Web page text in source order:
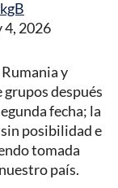
4, 2026
y
después
fecha; la
posibilidad e
tomada
país.